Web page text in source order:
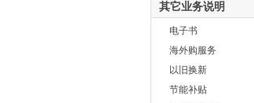
其它业务说明
电子书
海外购服务
以旧换新
节能补贴